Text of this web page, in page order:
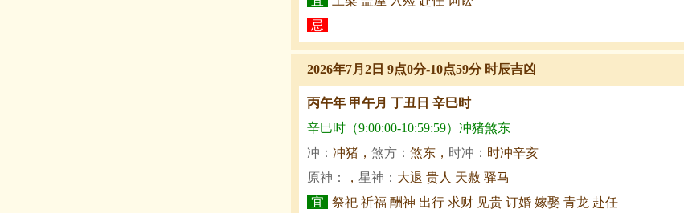
忌
2026年7月2日 9点0分-10点59分 时辰吉凶
丙午年 甲午月 丁丑日 辛巳时
辛巳时（9:00:00-10:59:59）冲猪煞东
冲： 冲猪， 煞方： 煞东， 时冲： 时冲辛亥
原神：
， 星神： 大退 贵人 天赦 驿马
宜
祭祀 祈福 酬神 出行 求财 见贵 订婚 嫁娶 青龙 赴任